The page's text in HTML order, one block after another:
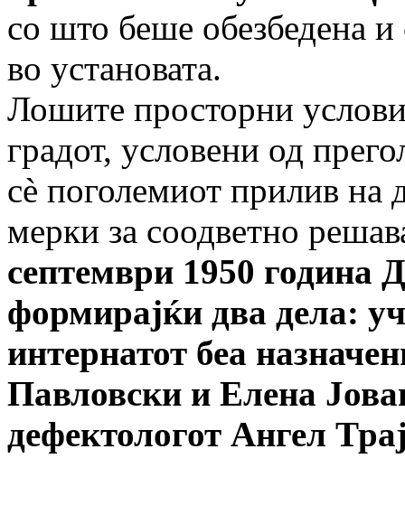
со што беше обезбедена и
во установата.
Лошите просторни
градот, условени од
сè поголемиот прилив на
мерки за соодветно
септември 1950 година
формирајќи два дела:
интернатот беа
Павловски и Елена
дефектологот Ангел